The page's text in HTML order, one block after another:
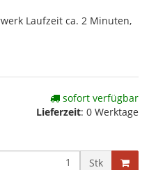
Laufzeit ca. 2 Minuten,
sofort verfügbar
Lieferzeit: 0 Werktage
Stk